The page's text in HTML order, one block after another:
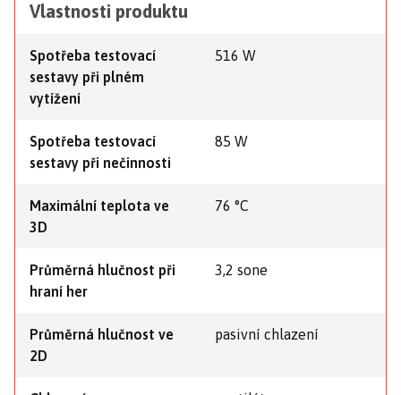
Vlastnosti produktu
Spotřeba testovací
sestavy při plném
vytížení
516 W
Spotřeba testovací
sestavy při nečinnosti
85 W
Maximální teplota ve
3D
76 °C
Průměrná hlučnost při
hraní her
3,2 sone
Průměrná hlučnost ve
2D
pasivní chlazení